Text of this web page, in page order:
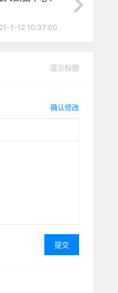
1-12 10:37:00
提示标题
确认修改
提交